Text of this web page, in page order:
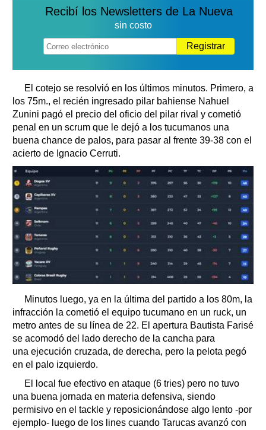
Recibí los Newsletters de La Nueva
sin costo
Registrar
El cotejo se resolvió en los últimos minutos. Primero, a
los 75m., el recién ingresado pilar bahiense Nahuel
Zunini pagó el precio del oficio del pilar rival y cometió
penal en un scrum que le dejó a los tucumanos una
buena chance de palos, para pasar al frente 39-38 con el
acierto de Ignacio Cerruti.
Minutos luego, ya en la última del partido a los 80m, la
infracción la cometió el equipo tucumano en un ruck, un
metro antes de su línea de 22. El apertura Bautista Farisé
se acomodó del lado derecho de la cancha para
una ejecución cruzada, de derecha, pero la pelota pegó
en el palo izquierdo.
El local fue efectivo en ataque (6 tries) pero no tuvo
una buena jornada en materia defensiva, siendo
permisivo en el tackle y reposicionándose algo lento -por
ejemplo- luego de los lines cuando Tarucas avanzó con